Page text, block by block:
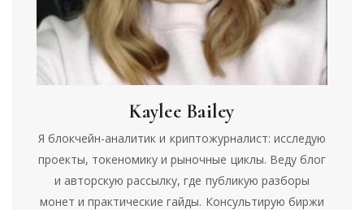
Kaylee Bailey
Я блокчейн-аналитик и криптожурналист: исследую
проекты, токеномику и рыночные циклы. Веду блог
и авторскую рассылку, где публикую разборы
монет и практические гайды. Консультирую биржи